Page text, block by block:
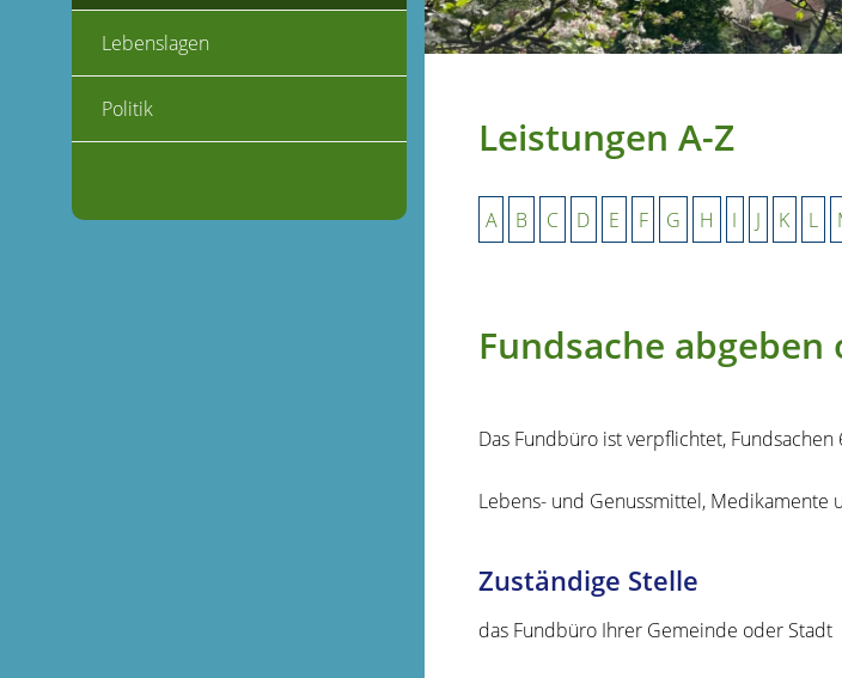
Leistungen A-Z
A B C D E F G H I J K L
Fundsache
Das Fundbüro ist verpflichtet,
Lebens- und Genussmittel,
Zuständige Stelle
das Fundbüro Ihrer Gemeinde oder Stadt
Lebenslagen
Politik